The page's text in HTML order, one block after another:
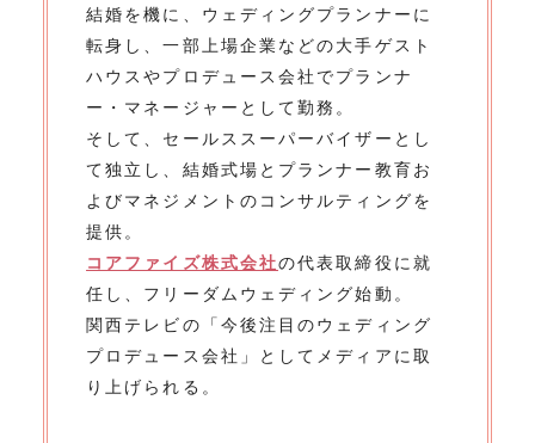
結婚を機に、ウェディングプランナーに
転身し、一部上場企業などの大手ゲスト
ハウスやプロデュース会社でプランナ
ー・マネージャーとして勤務。
そして、セールススーパーバイザーとし
て独立し、結婚式場とプランナー教育お
よびマネジメントのコンサルティングを
提供。
コアファイズ株式会社の代表取締役に就
任し、フリーダムウェディング始動。
関西テレビの「今後注目のウェディング
プロデュース会社」としてメディアに取
り上げられる。